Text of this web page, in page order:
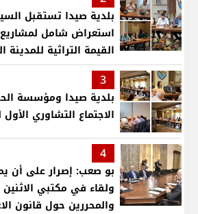
بلدية صيدا تستقبل
استعراض شامل
القيمة التراثية للمدينة
3
بلدية صيدا ومؤسسة
الاجتماع التشاوري
4
بو صعب: إصرار على أن
ولقاء في مكتبي
والمحررين حول قانون